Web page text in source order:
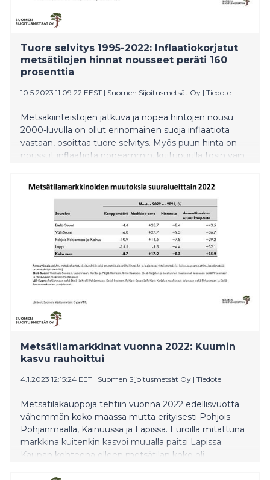
Tuore selvitys 1995-2022: Inflaatiokorjatut
metsätilojen hinnat nousseet peräti 160
prosenttia
10.5.2023 11:09:22 EEST | Suomen Sijoitusmetsät Oy | Tiedote
Metsäkiinteistöjen jatkuva ja nopea hintojen nousu
2000-luvulla on ollut erinomainen suoja inflaatiota
vastaan, osoittaa tuore selvitys. Myös puun hinta on
noussut inflaatiota nopeammin, kuitupuulla tosin vain
Metsätilamarkkinat vuonna 2022: Kuumin
kasvu rauhoittui
4.1.2023 12:15:24 EET | Suomen Sijoitusmetsät Oy | Tiedote
Metsätilakauppoja tehtiin vuonna 2022 edellisvuotta
vähemmän koko maassa mutta erityisesti Pohjois-
Pohjanmaalla, Kainuussa ja Lapissa. Euroilla mitattuna
markkina kuitenkin kasvoi muualla paitsi Lapissa.
Kaupan kohteena olleen metsätilan koko oli